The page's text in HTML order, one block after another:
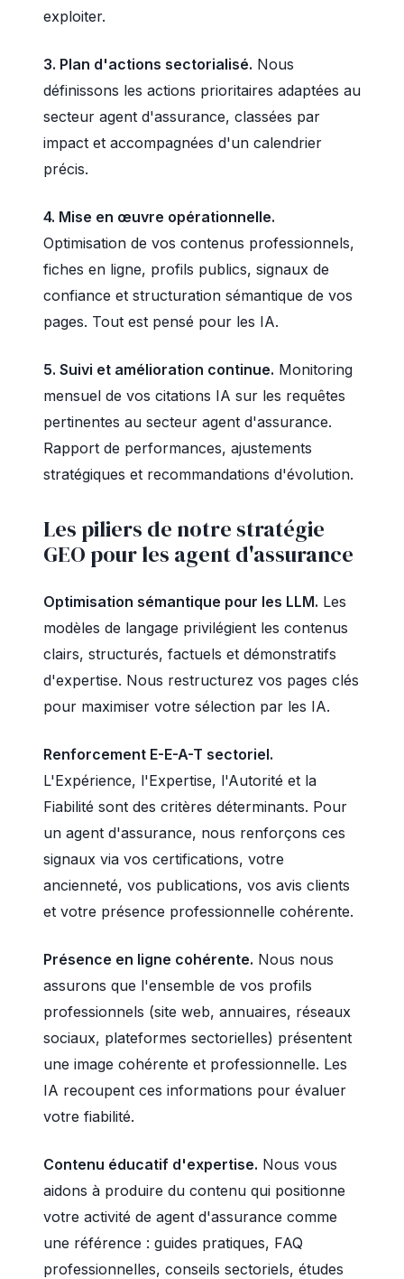
exploiter.
3. Plan d'actions sectorialisé. Nous
définissons les actions prioritaires adaptées au
secteur agent d'assurance, classées par
impact et accompagnées d'un calendrier
précis.
4. Mise en œuvre opérationnelle.
Optimisation de vos contenus professionnels,
fiches en ligne, profils publics, signaux de
confiance et structuration sémantique de vos
pages. Tout est pensé pour les IA.
5. Suivi et amélioration continue. Monitoring
mensuel de vos citations IA sur les requêtes
pertinentes au secteur agent d'assurance.
Rapport de performances, ajustements
stratégiques et recommandations d'évolution.
Les piliers de notre stratégie
GEO pour les agent d'assurance
Optimisation sémantique pour les LLM. Les
modèles de langage privilégient les contenus
clairs, structurés, factuels et démonstratifs
d'expertise. Nous restructurez vos pages clés
pour maximiser votre sélection par les IA.
Renforcement E-E-A-T sectoriel.
L'Expérience, l'Expertise, l'Autorité et la
Fiabilité sont des critères déterminants. Pour
un agent d'assurance, nous renforçons ces
signaux via vos certifications, votre
ancienneté, vos publications, vos avis clients
et votre présence professionnelle cohérente.
Présence en ligne cohérente. Nous nous
assurons que l'ensemble de vos profils
professionnels (site web, annuaires, réseaux
sociaux, plateformes sectorielles) présentent
une image cohérente et professionnelle. Les
IA recoupent ces informations pour évaluer
votre fiabilité.
Contenu éducatif d'expertise. Nous vous
aidons à produire du contenu qui positionne
votre activité de agent d'assurance comme
une référence : guides pratiques, FAQ
professionnelles, conseils sectoriels, études